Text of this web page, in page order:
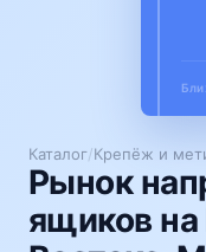
Каталог/Крепёж и
Рынок
ящиков